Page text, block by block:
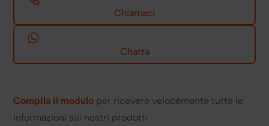
Compila il modulo per ricevere velocemente tutte le
informazioni sui nostri prodotti
Chiamaci
Chatta